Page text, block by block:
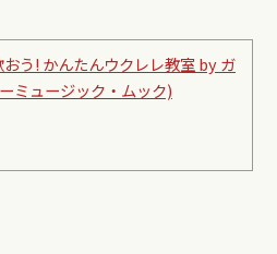
う! かんたんウクレレ教室 by ガ
ミュージック・ムック)